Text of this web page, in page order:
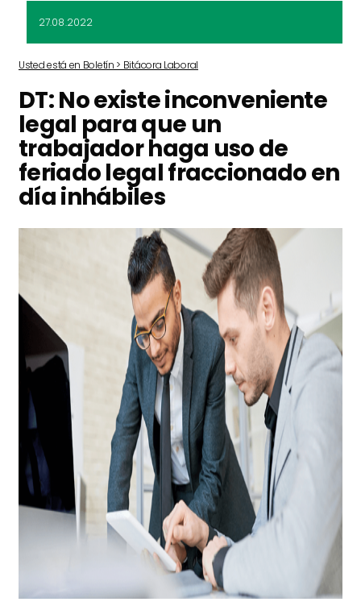
27.08.2022
Usted está en Boletín > Bitácora Laboral
DT: No existe inconveniente
legal para que un
trabajador haga uso de
feriado legal fraccionado en
día inhábiles